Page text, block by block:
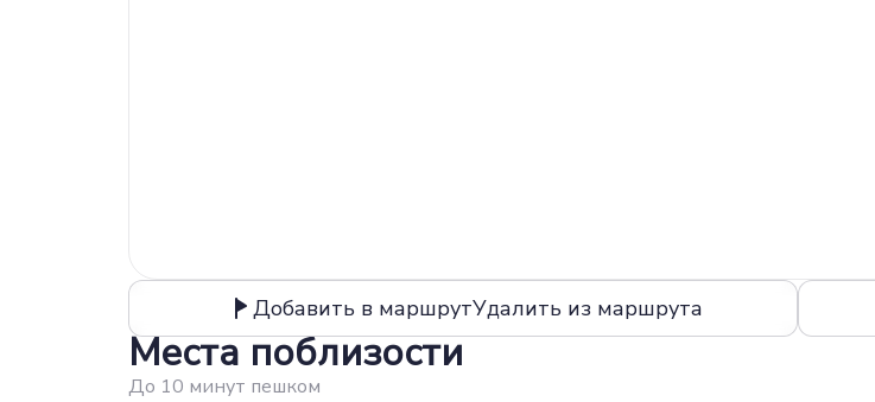
Добавить в маршрутУдалить из маршрута
Места поблизости
До 10 минут пешком